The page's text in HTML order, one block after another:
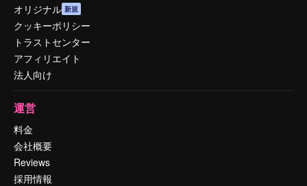
オリジナル 新規
クッキーポリシー
トラストセンター
アフィリエイト
法人向け
運営
料金
会社概要
Reviews
採用情報